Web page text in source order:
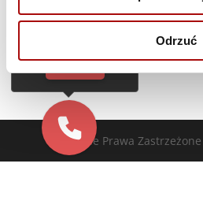
Odrzuć
Wszelkie Prawa
do Ciebie za darmo
TAK